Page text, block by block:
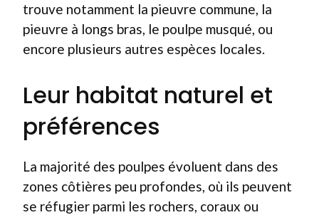
trouve notamment la pieuvre commune, la
pieuvre à longs bras, le poulpe musqué, ou
encore plusieurs autres espèces locales.
Leur habitat naturel et
préférences
La majorité des poulpes évoluent dans des
zones côtières peu profondes, où ils peuvent
se réfugier parmi les rochers, coraux ou